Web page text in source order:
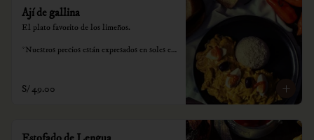
Ají de gallina
El plato favorito de los limeños.
*Nuestros precios están expresados en soles e
S/ 49.00